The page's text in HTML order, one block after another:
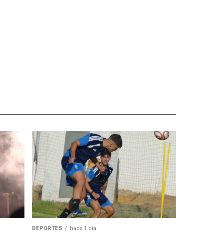
DEPORTES hace 1 día